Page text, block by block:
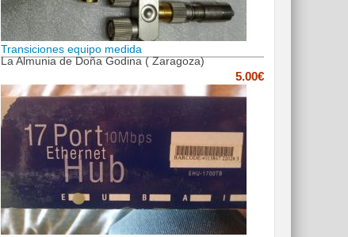
Transiciones equipo medida
La Almunia de Doña Godina ( Zaragoza)
5.00€